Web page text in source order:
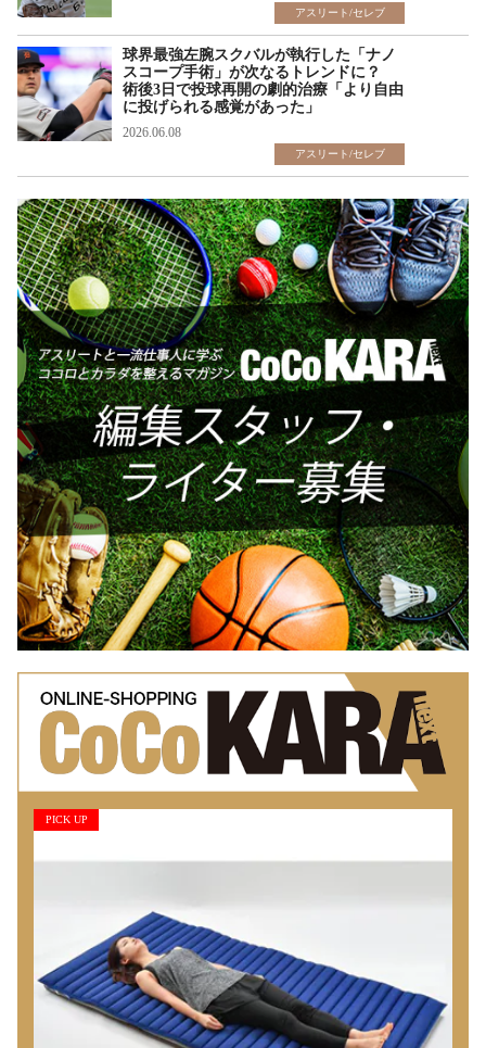
アスリート/セレブ
球界最強左腕スクバルが執行した「ナノ
スコープ手術」が次なるトレンドに？
術後3日で投球再開の劇的治療「より自由
に投げられる感覚があった」
2026.06.08
アスリート/セレブ
PICK UP